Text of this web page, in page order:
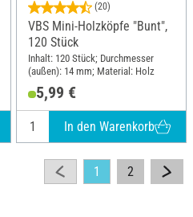
(20)
VBS Mini-Holzköpfe "Bunt",
120 Stück
Inhalt: 120 Stück; Durchmesser
(außen): 14 mm; Material: Holz
5,99 €
In den Warenkorb
1 2